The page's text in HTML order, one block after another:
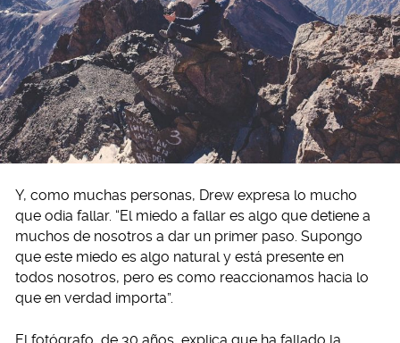
Y, como muchas personas, Drew expresa lo mucho
que odia fallar. “El miedo a fallar es algo que detiene a
muchos de nosotros a dar un primer paso. Supongo
que este miedo es algo natural y está presente en
todos nosotros, pero es como reaccionamos hacia lo
que en verdad importa”.